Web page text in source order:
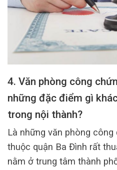
4. Văn phòng công
những đặc điểm gì
trong nội thành?
Là những văn phòng
thuộc quận Ba Đình rất
nằm ở trung tâm thành